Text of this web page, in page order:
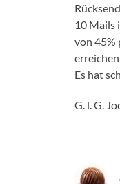
10 Mails
von 45%
erreichen
Es hat
G. l. G.